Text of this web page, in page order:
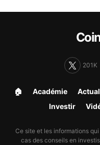
201K
🏠︎ Académie
Investir
Ce site et les informations
cas des conseils en